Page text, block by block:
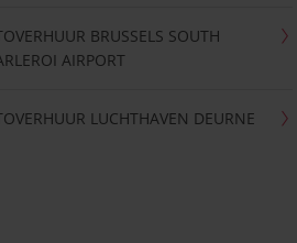
BRUSSELS SOUTH
AIRPORT
LUCHTHAVEN DEURNE